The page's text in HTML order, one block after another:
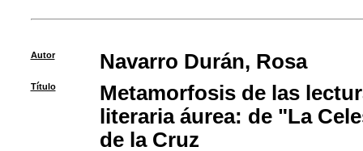
Autor Navarro Durán, Rosa
Título
Metamorfosis de las
literaria áurea: de "La
de la Cruz